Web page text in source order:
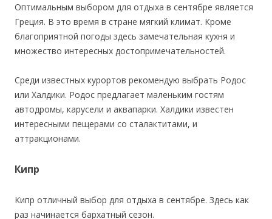
Оптимальным выбором для отдыха в сентябре является
Греция. В это время в стране мягкий климат. Кроме
благоприятной погоды здесь замечательная кухня и
множество интересных достопримечательностей.
Среди известных курортов рекомендую выбрать Родос
или Халдики. Родос предлагает маленьким гостям
автодромы, карусели и аквапарки. Халдики известен
интересными пещерами со сталактитами, и
аттракционами.
Кипр
Кипр отличный выбор для отдыха в сентябре. Здесь как
раз начинается бархатный сезон.